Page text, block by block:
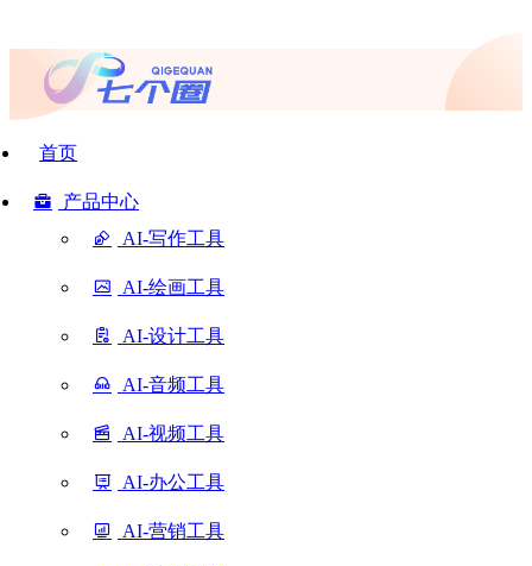
首页
产品中心
AI-写作工具
AI-绘画工具
AI-设计工具
AI-音频工具
AI-视频工具
AI-办公工具
AI-营销工具